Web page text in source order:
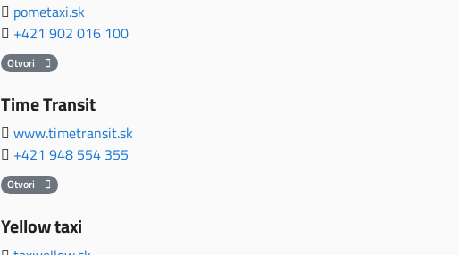
pometaxi.sk
+421 902 016 100
Otvori
Time Transit
www.timetransit.sk
+421 948 554 355
Otvori
Yellow taxi